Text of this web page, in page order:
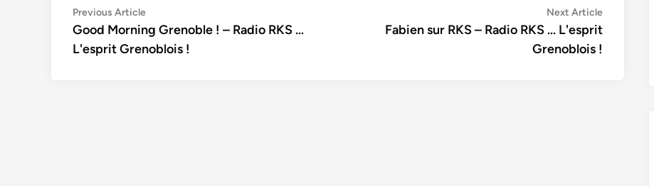
Navigation
de
l’article
Previous ArticlePrevious
article:
Good Morning Grenoble ! – Radio RKS …
L'esprit Grenoblois !
Next ArticleNext
article:
Fabien sur RKS – Radio RKS … L'esprit
Grenoblois !